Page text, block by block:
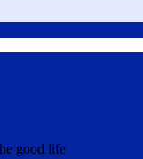
good life